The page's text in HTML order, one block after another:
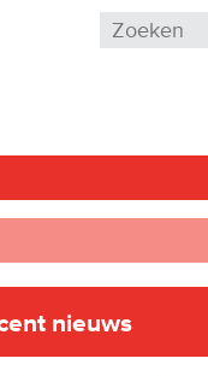
Zoekveld
Zoeken
nieuws